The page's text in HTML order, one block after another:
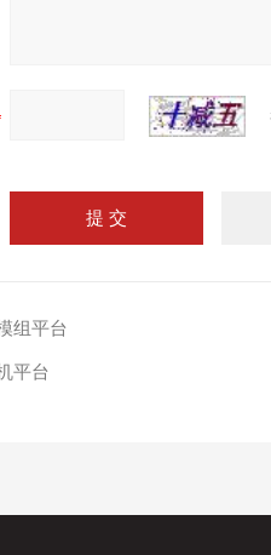
组平台
平台